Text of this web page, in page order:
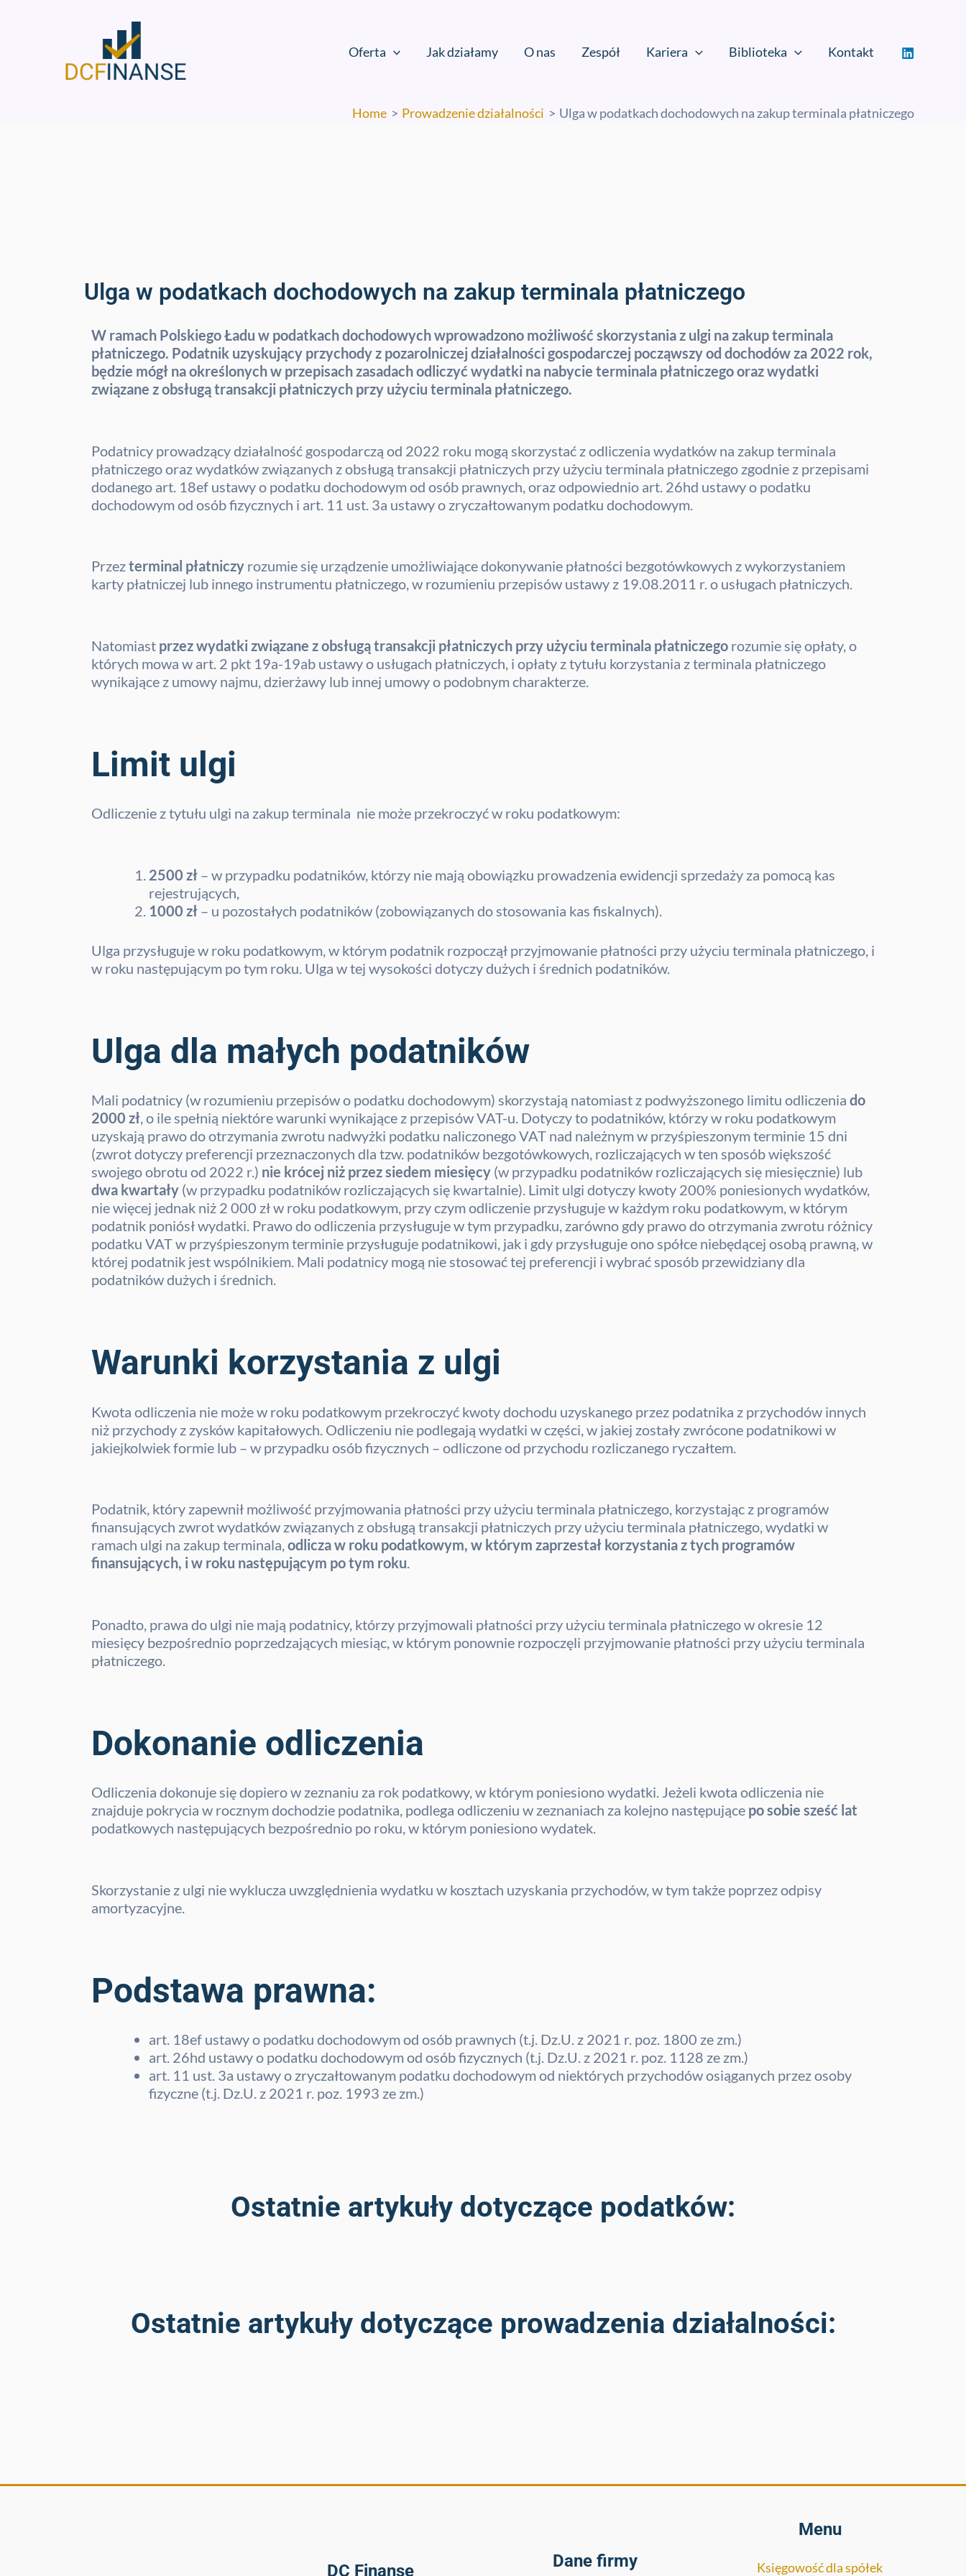
Oferta Jak działamy O nas Zespół Kariera Biblioteka Kontakt
Home Prowadzenie działalności Ulga w podatkach dochodowych na zakup terminala płatniczego
Ulga w podatkach dochodowych na zakup terminala płatniczego
W ramach Polskiego Ładu w podatkach dochodowych wprowadzono możliwość skorzystania z ulgi na zakup terminala
płatniczego. Podatnik uzyskujący przychody z pozarolniczej działalności gospodarczej począwszy od dochodów za 2022 rok,
będzie mógł na określonych w przepisach zasadach odliczyć wydatki na nabycie terminala płatniczego oraz wydatki
związane z obsługą transakcji płatniczych przy użyciu terminala płatniczego.
Podatnicy prowadzący działalność gospodarczą od 2022 roku mogą skorzystać z odliczenia wydatków na zakup terminala
płatniczego oraz wydatków związanych z obsługą transakcji płatniczych przy użyciu terminala płatniczego zgodnie z przepisami
dodanego art. 18ef ustawy o podatku dochodowym od osób prawnych, oraz odpowiednio art. 26hd ustawy o podatku
dochodowym od osób fizycznych i art. 11 ust. 3a ustawy o zryczałtowanym podatku dochodowym.
Przezterminal płatniczy rozumie się urządzenie umożliwiające dokonywanie płatności bezgotówkowych z wykorzystaniem
karty płatniczej lub innego instrumentu płatniczego, w rozumieniu przepisów ustawy z 19.08.2011 r. o usługach płatniczych.
Natomiast przez wydatki związane z obsługą transakcji płatniczych przy użyciu terminala płatniczego rozumie się opłaty, o
których mowa w art. 2 pkt 19a-19ab ustawy o usługach płatniczych, i opłaty z tytułu korzystania z terminala płatniczego
wynikające z umowy najmu, dzierżawy lub innej umowy o podobnym charakterze.
Limit ulgi
Odliczenie z tytułu ulgi na zakup terminala nie może przekroczyć w roku podatkowym:
2500 zł – w przypadku podatników, którzy nie mają obowiązku prowadzenia ewidencji sprzedaży za pomocą kas
rejestrujących,
1000 zł – u pozostałych podatników (zobowiązanych do stosowania kas fiskalnych).
Ulga przysługuje w roku podatkowym, w którym podatnik rozpoczął przyjmowanie płatności przy użyciu terminala płatniczego, i
w roku następującym po tym roku. Ulga w tej wysokości dotyczy dużych i średnich podatników.
Ulga dla małych podatników
Mali podatnicy (w rozumieniu przepisów o podatku dochodowym) skorzystają natomiast z podwyższonego limitu odliczenia do
2000 zł, o ile spełnią niektóre warunki wynikające z przepisów VAT-u. Dotyczy to podatników, którzy w roku podatkowym
uzyskają prawo do otrzymania zwrotu nadwyżki podatku naliczonego VAT nad należnym w przyśpieszonym terminie 15 dni
(zwrot dotyczy preferencji przeznaczonych dla tzw. podatników bezgotówkowych, rozliczających w ten sposób większość
swojego obrotu od 2022 r.) nie krócej niż przez siedem miesięcy (w przypadku podatników rozliczających się miesięcznie) lub
dwa kwartały (w przypadku podatników rozliczających się kwartalnie). Limit ulgi dotyczy kwoty 200% poniesionych wydatków,
nie więcej jednak niż 2 000 zł w roku podatkowym, przy czym odliczenie przysługuje w każdym roku podatkowym, w którym
podatnik poniósł wydatki. Prawo do odliczenia przysługuje w tym przypadku, zarówno gdy prawo do otrzymania zwrotu różnicy
podatku VAT w przyśpieszonym terminie przysługuje podatnikowi, jak i gdy przysługuje ono spółce niebędącej osobą prawną, w
której podatnik jest wspólnikiem. Mali podatnicy mogą nie stosować tej preferencji i wybrać sposób przewidziany dla
podatników dużych i średnich.
Warunki korzystania z ulgi
Kwota odliczenia nie może w roku podatkowym przekroczyć kwoty dochodu uzyskanego przez podatnika z przychodów innych
niż przychody z zysków kapitałowych. Odliczeniu nie podlegają wydatki w części, w jakiej zostały zwrócone podatnikowi w
jakiejkolwiek formie lub – w przypadku osób fizycznych – odliczone od przychodu rozliczanego ryczałtem.
Podatnik, który zapewnił możliwość przyjmowania płatności przy użyciu terminala płatniczego, korzystając z programów
finansujących zwrot wydatków związanych z obsługą transakcji płatniczych przy użyciu terminala płatniczego, wydatki w
ramach ulgi na zakup terminala,odlicza w roku podatkowym, w którym zaprzestał korzystania z tych programów
finansujących, i w roku następującym po tym roku.
Ponadto, prawa do ulgi nie mają podatnicy, którzy przyjmowali płatności przy użyciu terminala płatniczego w okresie 12
miesięcy bezpośrednio poprzedzających miesiąc, w którym ponownie rozpoczęli przyjmowanie płatności przy użyciu terminala
płatniczego.
Dokonanie odliczenia
Odliczenia dokonuje się dopiero w zeznaniu za rok podatkowy, w którym poniesiono wydatki. Jeżeli kwota odliczenia nie
znajduje pokrycia w rocznym dochodzie podatnika, podlega odliczeniu w zeznaniach za kolejno następujące po sobie sześć lat
podatkowych następujących bezpośrednio po roku, w którym poniesiono wydatek.
Skorzystanie z ulgi nie wyklucza uwzględnienia wydatku w kosztach uzyskania przychodów, w tym także poprzez odpisy
amortyzacyjne.
Podstawa prawna:
art. 18ef ustawy o podatku dochodowym od osób prawnych (t.j. Dz.U. z 2021 r. poz. 1800 ze zm.)
art. 26hd ustawy o podatku dochodowym od osób fizycznych (t.j. Dz.U. z 2021 r. poz. 1128 ze zm.)
art. 11 ust. 3a ustawy o zryczałtowanym podatku dochodowym od niektórych przychodów osiąganych przez osoby
fizyczne (t.j. Dz.U. z 2021 r. poz. 1993 ze zm.)
Ostatnie artykuły dotyczące podatków:
Ostatnie artykuły dotyczące prowadzenia działalności:
DC Finanse
Dane firmy
Menu
Księgowość dla spółek